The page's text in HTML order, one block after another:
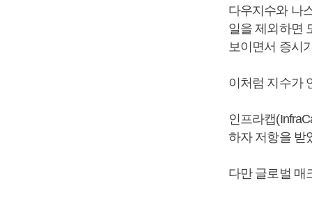
다우지수와 나
일을 제외하면
보이면서 증시
이처럼 지수가
인프라캡
하자 저항을 받
다만 글로벌 매